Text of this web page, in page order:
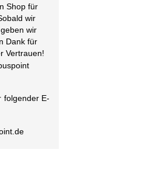
Shop für
wir
wir
Dank für
Vertrauen!
folgender E-